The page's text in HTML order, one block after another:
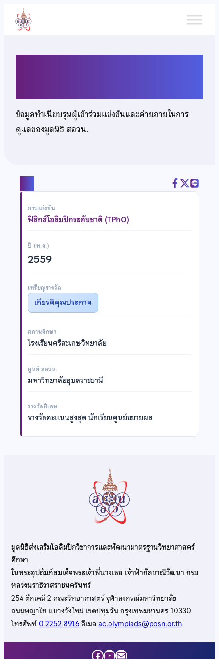
เนื้อหา
ข้อมูลทำเนียบรุ่นผู้เข้าร่วมแข่งขันและค่ายภายในการ
ดูแลของมูลนิธิ สอวน.
การแข่งขัน
ฟิสิกส์โอลิมปิกระดับชาติ (TPhO)
ปี (พ.ศ.)
2559
เหรียญรางวัล
เกียรติคุณประกาศ
สถานศึกษา
โรงเรียนศรีสะเกษวิทยาลัย
ศูนย์ สอวน.
มหาวิทยาลัยอุบลราชธานี
รางวัลพิเศษ
รางวัลคะแนนสูงสุด นักเรียนศูนย์ขยายผล
มูลนิธิส่งเสริมโอลิมปิกวิชาการและพัฒนามาตรฐานวิทยาศาสตร์
ศึกษา
ในพระอุปถัมภ์สมเด็จพระเจ้าพี่นางเธอ เจ้าฟ้ากัลยาณิวัฒนา กรม
หลวงนราธิวาสราชนครินทร์
254 ตึกเคมี 2 คณะวิทยาศาสตร์ จุฬาลงกรณ์มหาวิทยาลัย
ถนนพญาไท แขวงวังใหม่ เขตปทุมวัน กรุงเทพมหานคร 10330
โทรศัพท์0 2252 8916อีเมลac.olympiads@posn.or.th
Facebook
YouTube
Mail